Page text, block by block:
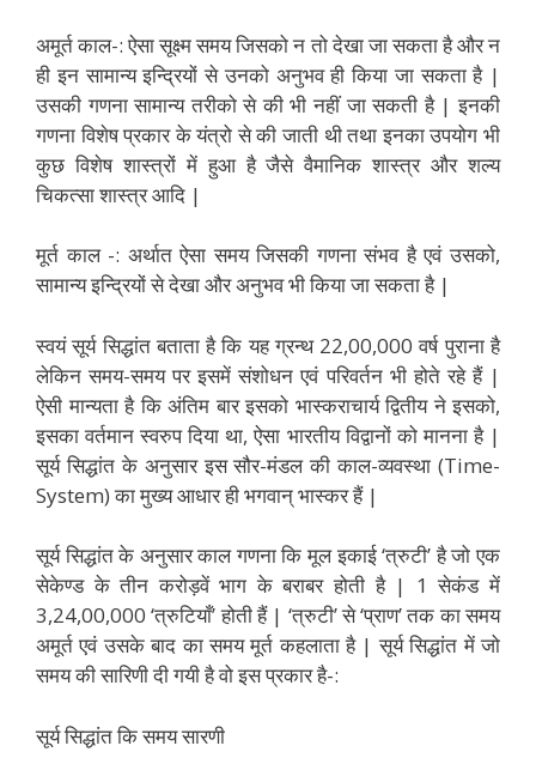
अमूर्त काल-: ऐसा सूक्ष्म समय जिसको न तो देखा जा सकता है और न
ही इन सामान्य इन्द्रियों से उनको अनुभव ही किया जा सकता है |
उसकी गणना सामान्य तरीको से की भी नहीं जा सकती है | इनकी
गणना विशेष प्रकार के यंत्रो से की जाती थी तथा इनका उपयोग भी
कुछ विशेष शास्त्रों में हुआ है जैसे वैमानिक शास्त्र और शल्य
चिकत्सा शास्त्र आदि |
मूर्त काल -: अर्थात ऐसा समय जिसकी गणना संभव है एवं उसको,
सामान्य इन्द्रियों से देखा और अनुभव भी किया जा सकता है |
स्वयं सूर्य सिद्धांत बताता है कि यह ग्रन्थ 22,00,000 वर्ष पुराना है
लेकिन समय-समय पर इसमें संशोधन एवं परिवर्तन भी होते रहे हैं |
ऐसी मान्यता है कि अंतिम बार इसको भास्कराचार्य द्वितीय ने इसको,
इसका वर्तमान स्वरुप दिया था, ऐसा भारतीय विद्वानों को मानना है |
सूर्य सिद्धांत के अनुसार इस सौर-मंडल की काल-व्यवस्था (Time-
System) का मुख्य आधार ही भगवान् भास्कर हैं |
सूर्य सिद्धांत के अनुसार काल गणना कि मूल इकाई ‘त्रुटी’ है जो एक
सेकेण्ड के तीन करोड़वें भाग के बराबर होती है | 1 सेकंड में
3,24,00,000 ‘त्रुटियाँ’ होती हैं | ‘त्रुटी’ से ‘प्राण’ तक का समय
अमूर्त एवं उसके बाद का समय मूर्त कहलाता है | सूर्य सिद्धांत में जो
समय की सारिणी दी गयी है वो इस प्रकार है-:
सूर्य सिद्धांत कि समय सारणी